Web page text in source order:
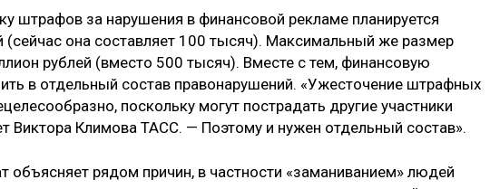
штрафов за нарушения в финансовой рекламе планируется
(сейчас она составляет 100 тысяч). Максимальный же размер
рублей (вместо 500 тысяч). Вместе с тем, финансовую
в отдельный состав правонарушений. «Ужесточение штрафных
поскольку могут пострадать другие участники
Виктора Климова ТАСС. — Поэтому и нужен отдельный состав».
объясняет рядом причин, в частности «заманиванием» людей